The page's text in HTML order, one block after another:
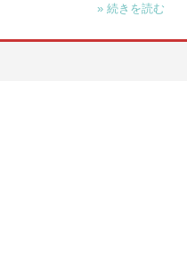
» 続きを読む